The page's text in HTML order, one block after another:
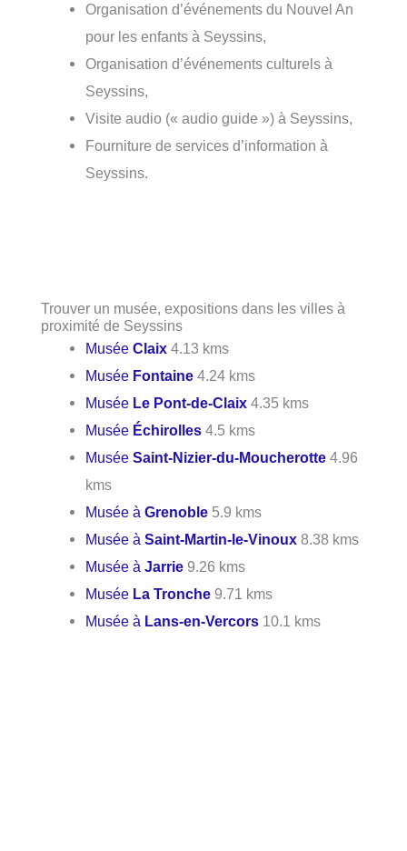
Organisation d’événements du Nouvel An
pour les enfants à Seyssins,
Organisation d’événements culturels à
Seyssins,
Visite audio (« audio guide ») à Seyssins,
Fourniture de services d’information à
Seyssins.
Trouver un musée, expositions dans les villes à
proximité de Seyssins
MuséeClaix 4.13 kms
Musée Fontaine 4.24 kms
Musée Le Pont-de-Claix 4.35 kms
Musée Échirolles 4.5 kms
MuséeSaint-Nizier-du-Moucherotte 4.96
kms
Musée àGrenoble 5.9 kms
Musée àSaint-Martin-le-Vinoux 8.38 kms
Musée àJarrie 9.26 kms
Musée La Tronche 9.71 kms
Musée à Lans-en-Vercors 10.1 kms